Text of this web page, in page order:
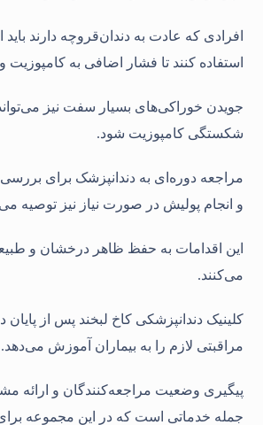
افرادی که عادت به دندان‌قروچه دارند
استفاده کنند تا فشار اضافی به کامپوزیت
جویدن خوراکی‌های بسیار سفت نیز
شکستگی کامپوزیت شود.
مراجعه دوره‌ای به دندانپزشک برای
و انجام پولیش در صورت نیاز نیز توصیه
این اقدامات به حفظ ظاهر درخشان و
می‌کنند.
کلینیک دندانپزشکی کاخ لبخند پس از پایان
مراقبتی لازم را به بیماران آموزش می‌دهد.
پیگیری وضعیت مراجعه‌کنندگان و ارائه
جمله خدماتی است که در این مجموعه